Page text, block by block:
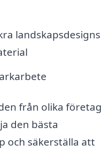
landskapsdesigns
från olika företag
den bästa
och säkerställa att